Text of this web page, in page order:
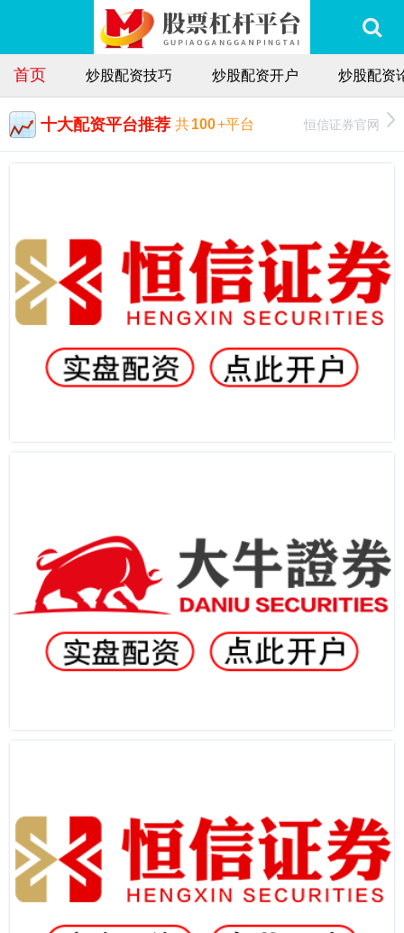
首页 炒股配资技巧 炒股配资开户 炒股配资
十大配资平台推荐 共100+平台 恒信证券官网